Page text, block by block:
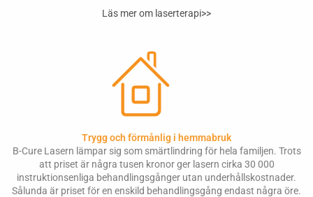
Läs mer om laserterapi>>
Trygg och förmånlig i hemmabruk
B-Cure Lasern lämpar sig som smärtlindring för hela familjen. Trots
att priset är några tusen kronor ger lasern cirka 30 000
instruktionsenliga behandlingsgånger utan underhållskostnader.
Sålunda är priset för en enskild behandlingsgång endast några öre.